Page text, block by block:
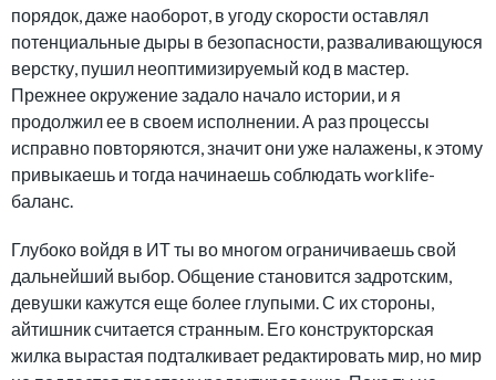
порядок, даже наоборот, в угоду скорости оставлял
потенциальные дыры в безопасности, разваливающуюся
верстку, пушил неоптимизируемый код в мастер.
Прежнее окружение задало начало истории, и я
продолжил ее в своем исполнении. А раз процессы
исправно повторяются, значит они уже налажены, к этому
привыкаешь и тогда начинаешь соблюдать worklife-
баланс.
Глубоко войдя в ИТ ты во многом ограничиваешь свой
дальнейший выбор. Общение становится задротским,
девушки кажутся еще более глупыми. С их стороны,
айтишник считается странным. Его конструкторская
жилка вырастая подталкивает редактировать мир, но мир